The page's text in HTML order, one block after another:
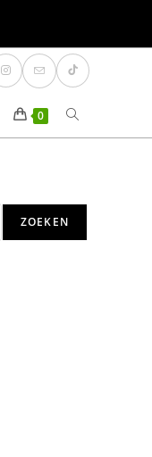
0 TOGGLE
ZOEKEN
ZOEKEN